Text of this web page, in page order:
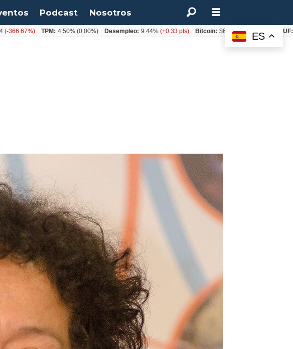
Podcast Nosotros
ES
TPM: 4.50% (0.00%) Desempleo: 9.44% (+0.33 pts) Bitcoin: $64.600,08 (+2.93%)